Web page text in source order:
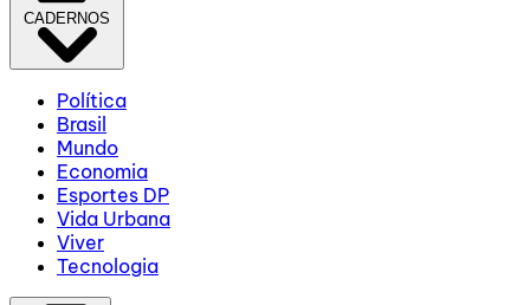
CADERNOS
Política
Brasil
Mundo
Economia
Esportes DP
Vida Urbana
Viver
Tecnologia